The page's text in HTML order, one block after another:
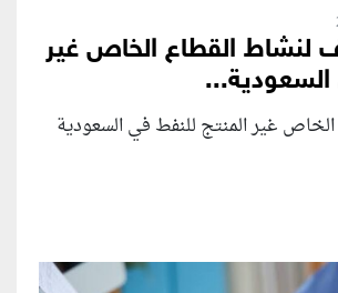
لنشاط القطاع الخاص غير
الخاص غير المنتج للنفط في السعودية